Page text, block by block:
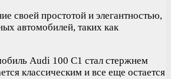
своей простотой и элегантностью,
автомобилей, таких как
Audi 100 C1 стал стержнем
классическим и все еще остается